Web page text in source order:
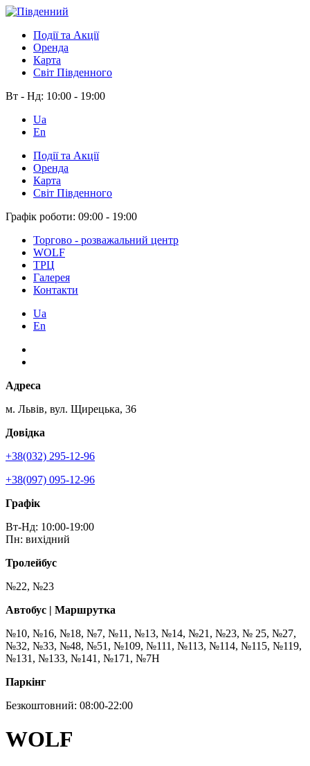
Події та Акції
Оренда
Карта
Світ Південного
Вт - Нд: 10:00 - 19:00
Ua
En
Події та Акції
Оренда
Карта
Світ Південного
Графік роботи: 09:00 - 19:00
Торгово - розважальний центр
WOLF
ТРЦ
Галерея
Контакти
Ua
En
Адреса
м. Львів, вул. Щирецька, 36
Довідка
+38(032) 295-12-96
+38(097) 095-12-96
Графік
Вт-Нд: 10:00-19:00
Пн: вихідний
Тролейбус
№22, №23
Автобус | Маршрутка
№10, №16, №18, №7, №11, №13, №14, №21, №23, № 25, №27,
№32, №33, №48, №51, №109, №111, №113, №114, №115, №119,
№131, №133, №141, №171, №7Н
Паркінг
Безкоштовний: 08:00-22:00
WOLF